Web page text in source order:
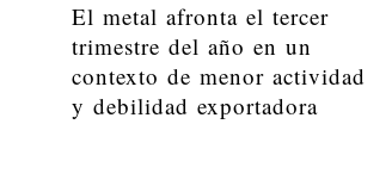
El metal afronta el tercer
trimestre del año en un
contexto de menor actividad
y debilidad exportadora